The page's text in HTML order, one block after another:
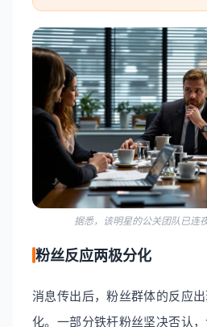
据悉，该明星的公关团队已连
粉丝反应两极分化
消息传出后，粉丝群体的反应
化。一部分铁杆粉丝坚决否认